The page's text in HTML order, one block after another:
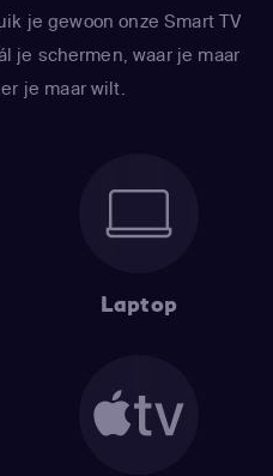
je gewoon onze Smart TV
je schermen, waar je maar
je maar wilt.
Laptop